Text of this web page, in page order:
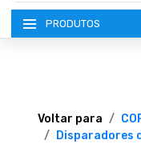
PRODUTOS
TERMOS E CONDIÇÕES
Voltar para
Disparadores